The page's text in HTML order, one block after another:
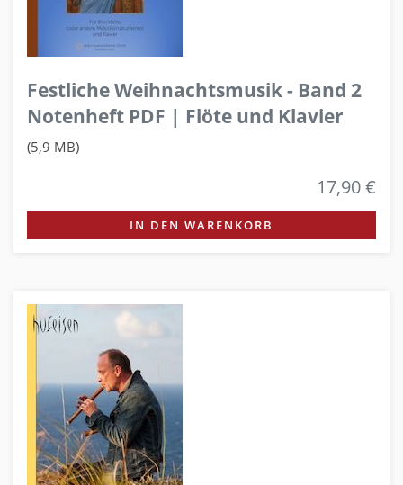
Festliche Weihnachtsmusik - Band 2
Notenheft PDF | Flöte und Klavier
(5,9 MB)
17,90 €
IN DEN WARENKORB